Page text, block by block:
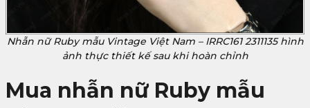
Nhẫn nữ Ruby mẫu Vintage Việt Nam – IRRC161 2311135 hình
ảnh thực thiết kế sau khi hoàn chỉnh
Mua nhẫn nữ Ruby mẫu